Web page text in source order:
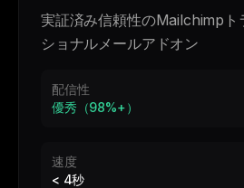
実証済み信頼性のMailchimpト
ショナルメールアドオン
配信性
優秀（98%+）
速度
< 4秒